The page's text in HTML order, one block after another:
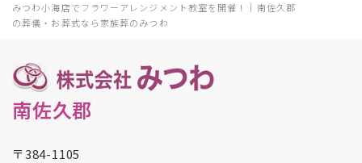
みつわ小海店でフラワーアレンジメント教室を開催！｜南佐久郡
の葬儀・お葬式なら家族葬のみつわ
南佐久郡
〒384-1105